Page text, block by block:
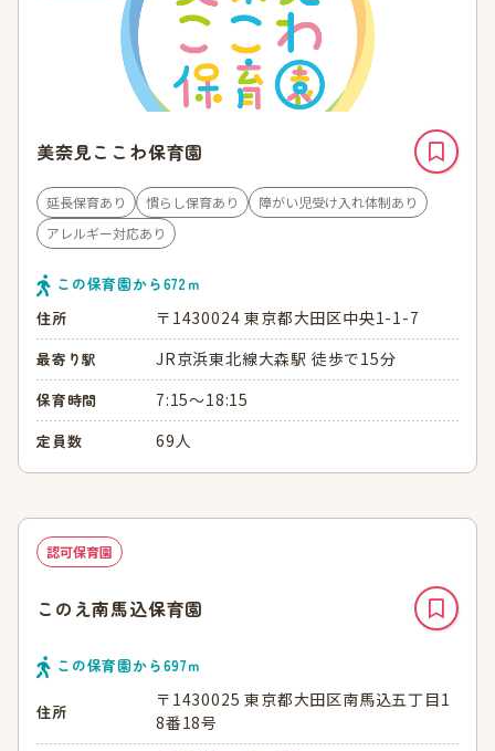
美奈見ここわ保育園
延長保育あり 慣らし保育あり
障がい児受け入れ体制あり
アレルギー対応あり
この保育園から672ｍ
住所
〒1430024 東京都大田区中央1-1-7
最寄り駅 JR京浜東北線大森駅 徒歩で15分
保育時間 7:15～18:15
定員数 69人
認可保育園
このえ南馬込保育園
この保育園から697ｍ
住所
〒1430025 東京都大田区南馬込五丁目1
8番18号